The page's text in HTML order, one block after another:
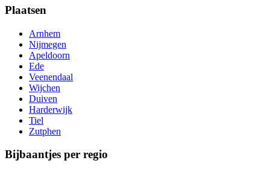
Plaatsen
Arnhem
Nijmegen
Apeldoorn
Ede
Veenendaal
Wijchen
Duiven
Harderwijk
Tiel
Zutphen
Bijbaantjes per regio